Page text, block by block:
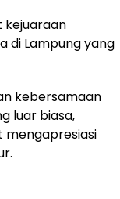
kejuaraan
di Lampung yang
kebersamaan
luar biasa,
mengapresiasi